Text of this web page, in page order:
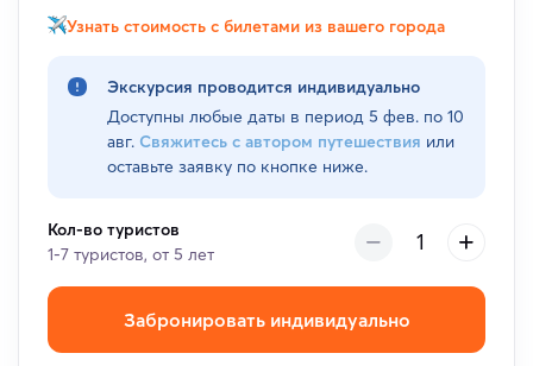
Узнать стоимость с билетами из вашего города
Экскурсия проводится индивидуально
Доступны любые даты в период 5 фев. по 10
авг. Свяжитесь с автором путешествия или
оставьте заявку по кнопке ниже.
Кол-во туристов
1-7 туристов, от 5 лет
Забронировать индивидуально